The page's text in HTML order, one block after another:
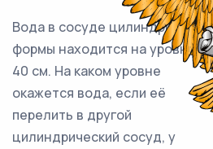
Вода в сосуде
формы находится на уровне h
40 см. На каком уровне
окажется вода, если её
перелить в другой
цилиндрический сосуд, у